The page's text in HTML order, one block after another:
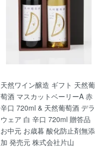
天然ワイン醸造 ギフト 天然葡
萄酒 マスカットベーリーA 赤
辛口 720ml & 天然葡萄酒 デラ
ウェア 白 辛口 720ml 贈答品
お中元 お歳暮 酸化防止剤無添
加 発売元 株式会社片山